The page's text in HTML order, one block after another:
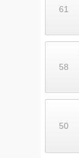
61
58
50